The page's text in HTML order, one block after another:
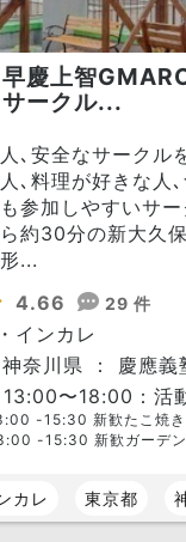
早慶上智
サークル...
､安全なサークル
､料理が好きな人
参加しやすいサ
約30分の新大久
...
4.66
29 件
インカレ
奈川県 ： 慶應義
〜18:00：活
-15:30 新歓たこ焼き
-15:30 新歓ガーデ
カレ 東京都